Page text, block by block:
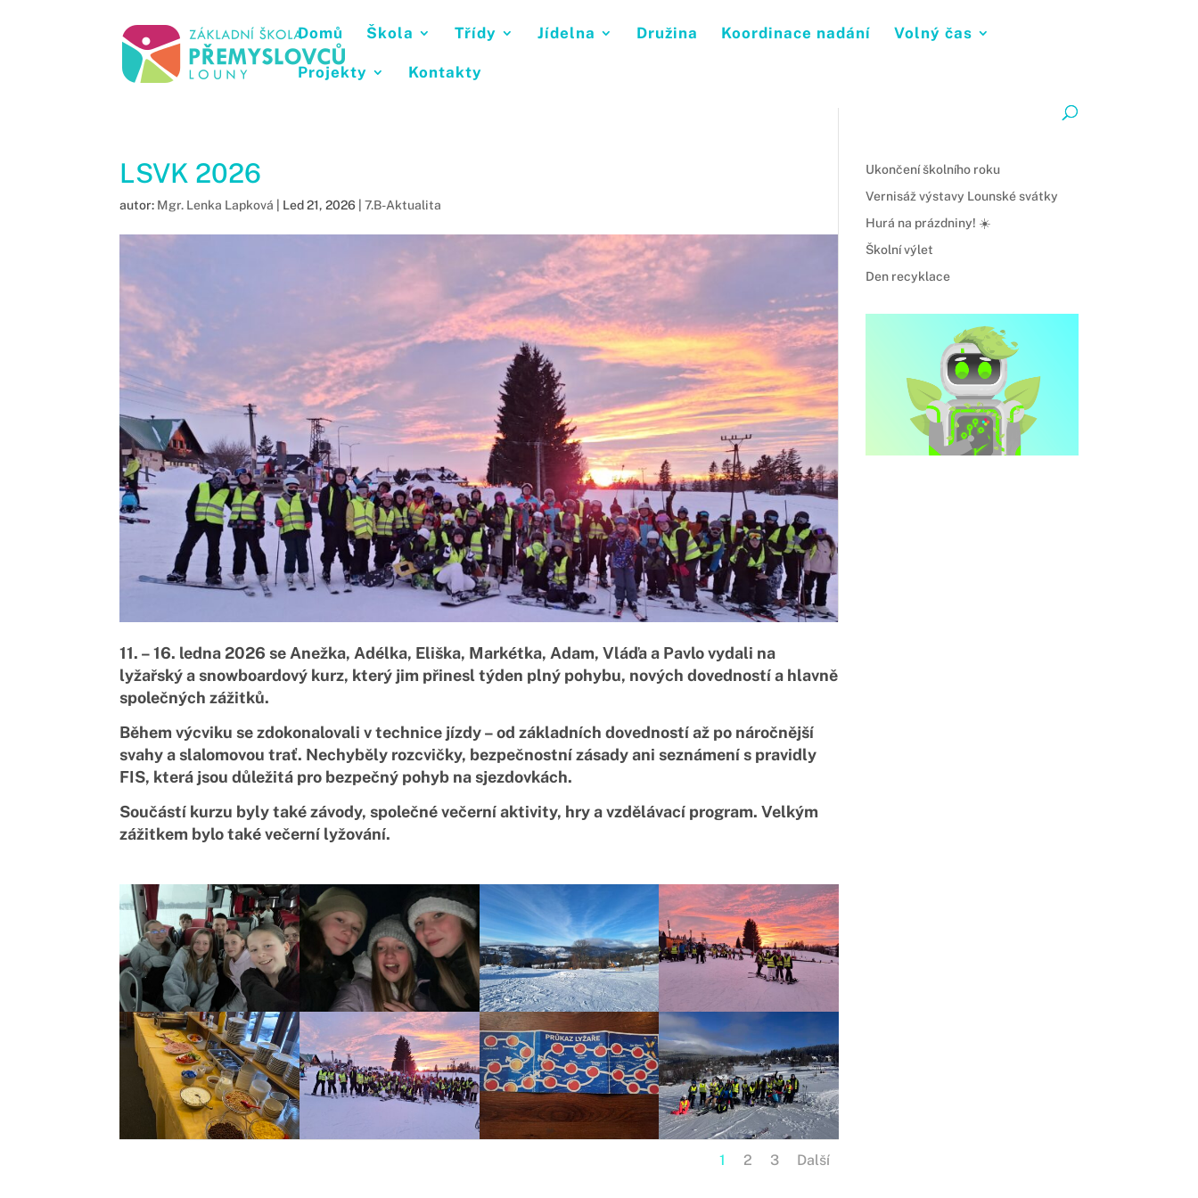
Domů Škola Třídy Jídelna Družina Koordinace nadání Volný čas
Projekty Kontakty
LSVK 2026
autor: Mgr. Lenka Lapková Led 21, 2026 |7.B-Aktualita
11. – 16. ledna 2026 se Anežka, Adélka, Eliška, Markétka, Adam, Vláďa a Pavlo vydali na
lyžařský a snowboardový kurz, který jim přinesl týden plný pohybu, nových dovedností a hlavně
společných zážitků.
Během výcviku se zdokonalovali v technice jízdy – od základních dovedností až po náročnější
svahy a slalomovou trať. Nechyběly rozcvičky, bezpečnostní zásady ani seznámení s pravidly
FIS, která jsou důležitá pro bezpečný pohyb na sjezdovkách.
Součástí kurzu byly také závody, společné večerní aktivity, hry a vzdělávací program. Velkým
zážitkem bylo také večerní lyžování.
1 2 3 Další
Ukončení školního roku
Vernisáž výstavy Lounské svátky
Hurá na prázdniny! ☀️
Školní výlet
Den recyklace